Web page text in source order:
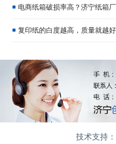
电商纸箱破损率高？济宁纸箱
复印纸的白度越高，质量就越好吗？
技术支持